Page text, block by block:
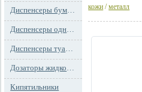
Диспенсеры бумажных полотенец
Диспенсеры одноразовых сидений на унитаз
Диспенсеры туалетной бумаги
Дозаторы жидкого мыла
Кипятильники
кожи /металл